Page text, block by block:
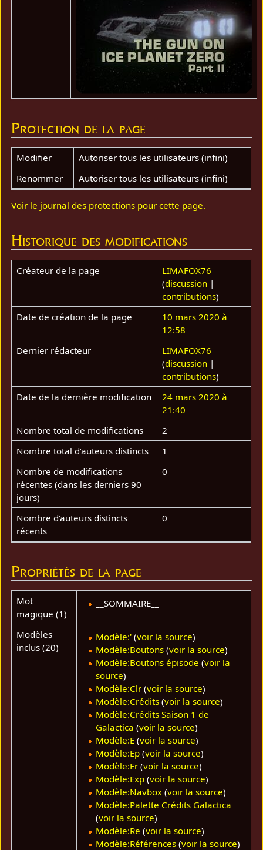
Protection de la page
Modifier
Autoriser tous les utilisateurs (infini)
Renommer
Autoriser tous les utilisateurs (infini)
Voir le journal des protections pour cette page.
Historique des modifications
Créateur de la page
LIMAFOX76
(discussion|
contributions)
Date de création de la page
10 mars 2020 à
12:58
Dernier rédacteur
LIMAFOX76
(discussion|
contributions)
Date de la dernière modification
24 mars 2020 à
21:40
Nombre total de modifications
2
Nombre total d’auteurs distincts
1
Nombre de modifications
récentes (dans les derniers 90
jours)
0
Nombre d’auteurs distincts
récents
0
Propriétés de la page
Mot
magique (1)
__SOMMAIRE__
Modèles
inclus (20)
Modèle:' (voir la source)
Modèle:Boutons (voir la source)
Modèle:Boutons épisode (voir la
source)
Modèle:Clr (voir la source)
Modèle:Crédits (voir la source)
Modèle:Crédits Saison 1 de
Galactica (voir la source)
Modèle:E (voir la source)
Modèle:Ep (voir la source)
Modèle:Er (voir la source)
Modèle:Exp (voir la source)
Modèle:Navbox (voir la source)
Modèle:Palette Crédits Galactica
(voir la source)
Modèle:Re (voir la source)
Modèle:Références (voir la source)